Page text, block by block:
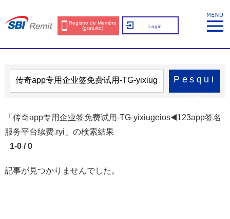
Registro de Membro
(gratuito)
Login
Pesqui
「传奇app专用企业签免费试用-TG-yixiugeios◀️123app签名
服务平台续费.ryi」の検索結果
1-0 / 0
記事が見つかりませんでした。